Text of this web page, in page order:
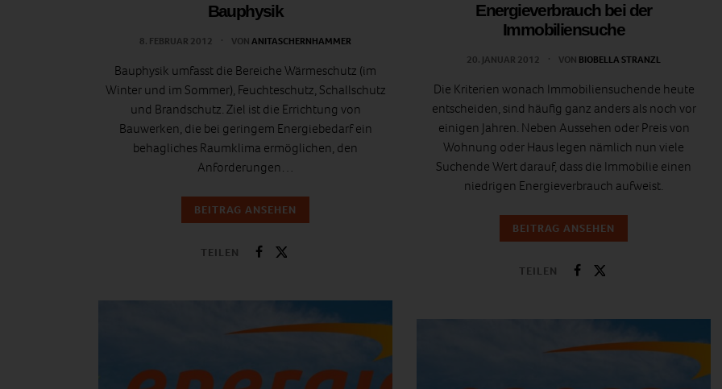
Bauphysik
8. FEBRUAR 2012 VONANITASCHERNHAMMER
Bauphysik umfasst die Bereiche Wärmeschutz (im
Winter und im Sommer), Feuchteschutz, Schallschutz
und Brandschutz. Ziel ist die Errichtung von
Bauwerken, die bei geringem Energiebedarf ein
behagliches Raumklima ermöglichen, den
Anforderungen…
BEITRAG ANSEHEN
TEILEN
Energieverbrauch bei der
Immobiliensuche
20. JANUAR 2012 VON BIOBELLA STRANZL
Die Kriterien wonach Immobiliensuchende heute
entscheiden, sind häufig ganz anders als noch vor
einigen Jahren. Neben Aussehen oder Preis von
Wohnung oder Haus legen nämlich nun viele
Suchende Wert darauf, dass die Immobilie einen
niedrigen Energieverbrauch aufweist.
BEITRAG ANSEHEN
TEILEN